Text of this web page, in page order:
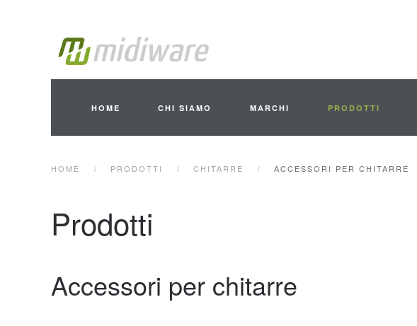
HOME CHI SIAMO MARCHI PRODOTTI
HOME PRODOTTI CHITARRE ACCESSORI PER CHITARRE
Prodotti
Accessori per chitarre